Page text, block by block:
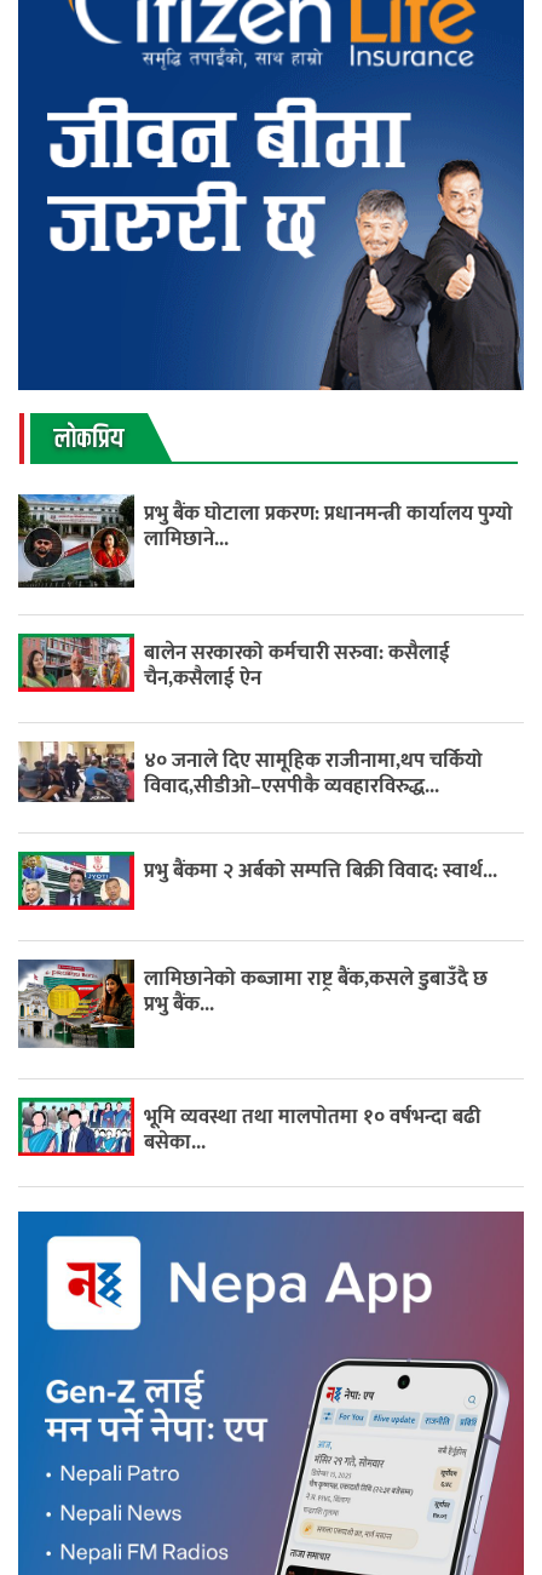
लाेकप्रिय
प्रभु बैंक घोटाला प्रकरण: प्रधानमन्त्री कार्यालय पुग्यो
लामिछाने...
बालेन सरकारको कर्मचारी सरुवा: कसैलाई
चैन,कसैलाई ऐन
४० जनाले दिए सामूहिक राजीनामा,थप चर्कियो
विवाद,सीडीओ–एसपीकै व्यवहारविरुद्ध...
प्रभु बैंकमा २ अर्बको सम्पत्ति बिक्री विवाद: स्वार्थ...
लामिछानेको कब्जामा राष्ट्र बैंक,कसले डुबाउँदै छ
प्रभु बैंक...
भूमि व्यवस्था तथा मालपोतमा १० वर्षभन्दा बढी
बसेका...